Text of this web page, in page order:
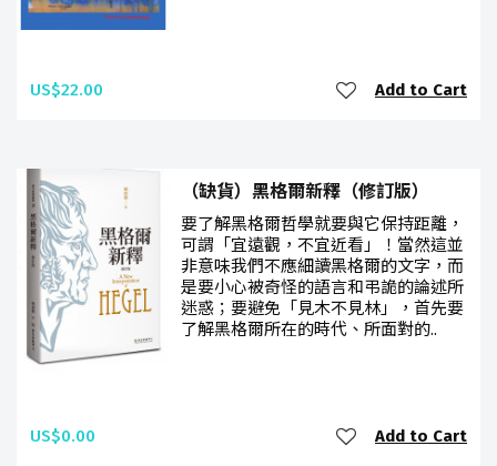
US$22.00 Add to Cart
（缺貨）黑格爾新釋（修訂版）
要了解黑格爾哲學就要與它保持距離，
可謂「宜遠觀，不宜近看」！當然這並
非意味我們不應細讀黑格爾的文字，而
是要小心被奇怪的語言和弔詭的論述所
迷惑；要避免「見木不見林」，首先要
了解黑格爾所在的時代、所面對的..
US$0.00 Add to Cart